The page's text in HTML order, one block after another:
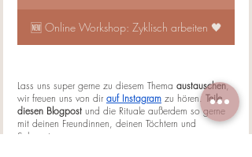
🆕 Online Workshop: Zyklisch arbeiten 🖤
Lass uns super gerne zu diesem Thema austauschen,
wir freuen uns von dir auf Instagram zu hören. Teile
diesen Blogpost und die Rituale außerdem so gerne
mit deinen Freundinnen, deinen Töchtern und
Schwestern.